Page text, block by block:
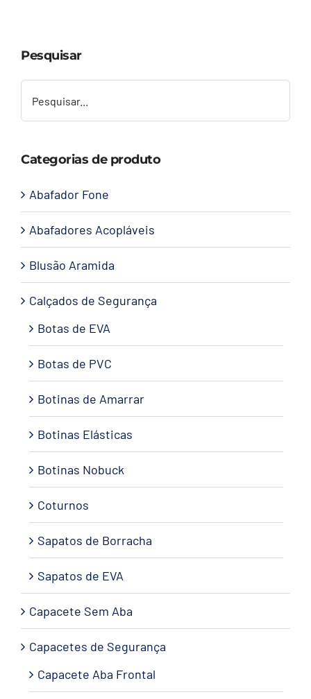
Contato
Pesquisar
Categorias de produto
Abafador Fone
Abafadores Acopláveis
Blusão Aramida
Calçados de Segurança
Botas de EVA
Botas de PVC
Botinas de Amarrar
Botinas Elásticas
Botinas Nobuck
Coturnos
Sapatos de Borracha
Sapatos de EVA
Capacete Sem Aba
Capacetes de Segurança
Capacete Aba Frontal